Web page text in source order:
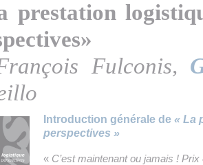
prestation
Fulconis,
Introduction générale de « La
perspectives »
« C’est maintenant ou jamais !